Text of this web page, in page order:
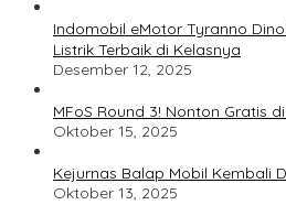
Indomobil eMotor Tyranno
Listrik Terbaik di Kelasnya
Desember 12, 2025
MFoS Round 3! Nonton Gratis
Oktober 15, 2025
Kejurnas Balap Mobil Kembali
Oktober 13, 2025